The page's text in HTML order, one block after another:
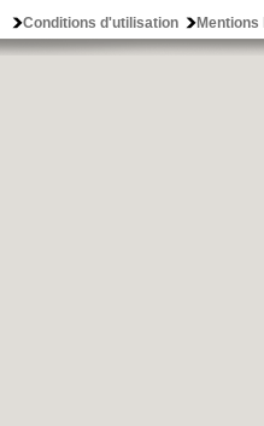
Conditions d'utilisation Mentions